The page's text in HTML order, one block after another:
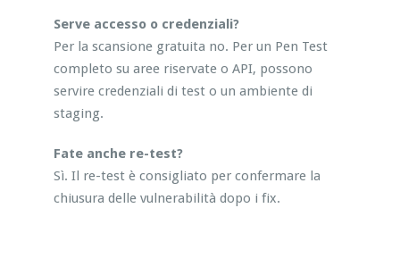
Serve accesso o credenziali?
Per la scansione gratuita no. Per un Pen Test
completo su aree riservate o API, possono
servire credenziali di test o un ambiente di
staging.
Fate anche re-test?
Sì. Il re-test è consigliato per confermare la
chiusura delle vulnerabilità dopo i fix.